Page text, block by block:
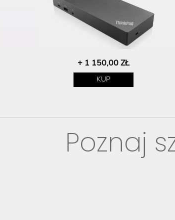
+ 1 150,00 ZŁ
KUP
Poznaj